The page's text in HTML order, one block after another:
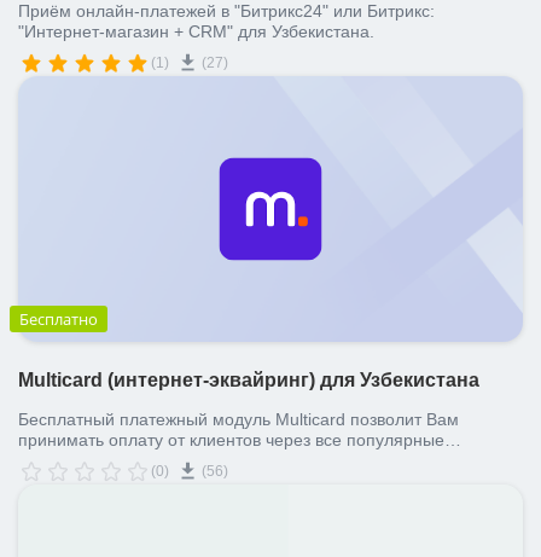
Приём онлайн-платежей в "Битрикс24" или Битрикс:
"Интернет-магазин + СRM" для Узбекистана.
(1) (27)
Бесплатно
Multicard (интернет-эквайринг) для Узбекистана
Бесплатный платежный модуль Multicard позволит Вам
принимать оплату от клиентов через все популярные
платёжные системы и сервисы Узбекистана (UzCard, HUMO,
Visa, MasterCard, Корпоративные карты, Payme, Click,
(0) (56)